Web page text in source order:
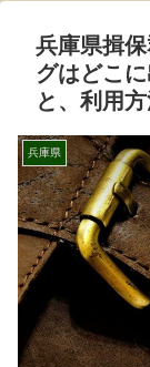
兵庫県揖
グはどこ
と、利用
兵庫県